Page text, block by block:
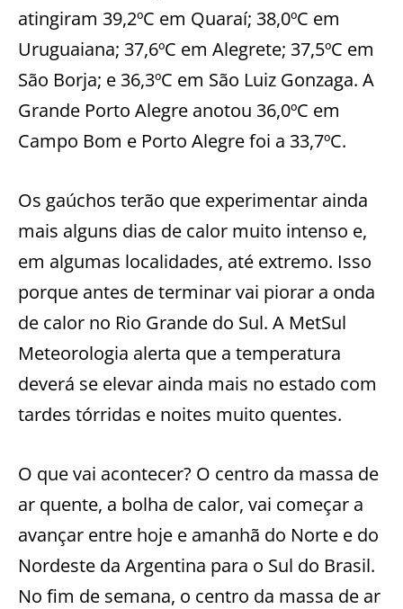
atingiram 39,2ºC em Quaraí; 38,0ºC em
Uruguaiana; 37,6ºC em Alegrete; 37,5ºC em
São Borja; e 36,3ºC em São Luiz Gonzaga. A
Grande Porto Alegre anotou 36,0ºC em
Campo Bom e Porto Alegre foi a 33,7ºC.
Os gaúchos terão que experimentar ainda
mais alguns dias de calor muito intenso e,
em algumas localidades, até extremo. Isso
porque antes de terminar vai piorar a onda
de calor no Rio Grande do Sul. A MetSul
Meteorologia alerta que a temperatura
deverá se elevar ainda mais no estado com
tardes tórridas e noites muito quentes.
O que vai acontecer? O centro da massa de
ar quente, a bolha de calor, vai começar a
avançar entre hoje e amanhã do Norte e do
Nordeste da Argentina para o Sul do Brasil.
No fim de semana, o centro da massa de ar